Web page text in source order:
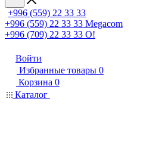
+996 (559) 22 33 33
+996 (559) 22 33 33 Megacom
+996 (709) 22 33 33 O!
Войти
Избранные товары 0
Корзина 0
Каталог